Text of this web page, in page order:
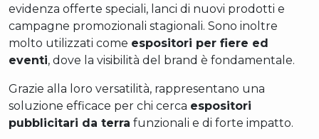
evidenza offerte speciali, lanci di nuovi prodotti e
campagne promozionali stagionali. Sono inoltre
molto utilizzati come espositori per fiere ed
eventi, dove la visibilità del brand è fondamentale.
Grazie alla loro versatilità, rappresentano una
soluzione efficace per chi cerca espositori
pubblicitari da terra funzionali e di forte impatto.